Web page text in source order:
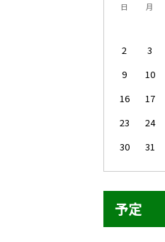
日 月
2
3
9
10
16
17
23
24
30
31
予定